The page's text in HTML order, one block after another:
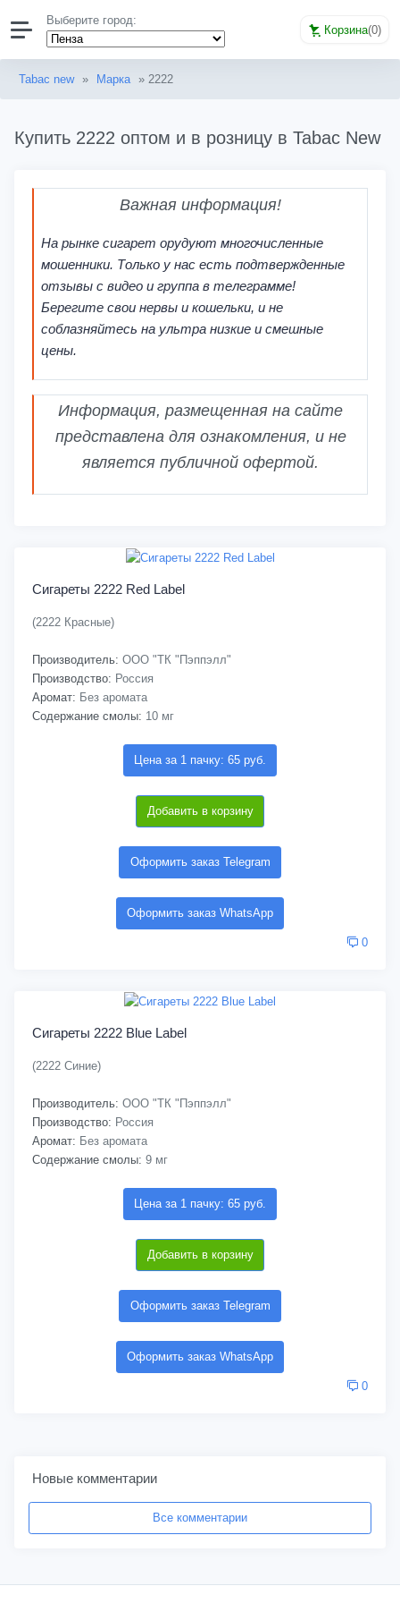
Выберите город:
Корзина(0)
Tabac new » Марка » 2222
Купить 2222 оптом и в розницу в Tabac New
Важная информация!
На рынке сигарет орудуют многочисленные
мошенники. Только у нас есть подтвержденные
отзывы с видео и группа в телеграмме!
Берегите свои нервы и кошельки, и не
соблазняйтесь на ультра низкие и смешные
цены.
Информация, размещенная на сайте
представлена для ознакомления, и не
является публичной офертой.
Сигареты 2222 Red Label
(2222 Красные)
Производитель: ООО "ТК "Пэппэлл"
Производство: Россия
Аромат: Без аромата
Содержание смолы: 10 мг
Цена за 1 пачку: 65 руб.
Добавить в корзину
Оформить заказ Telegram
Оформить заказ WhatsApp
0
Сигареты 2222 Blue Label
(2222 Синие)
Производитель: ООО "ТК "Пэппэлл"
Производство: Россия
Аромат: Без аромата
Содержание смолы: 9 мг
Цена за 1 пачку: 65 руб.
Добавить в корзину
Оформить заказ Telegram
Оформить заказ WhatsApp
0
Новые комментарии
Все комментарии